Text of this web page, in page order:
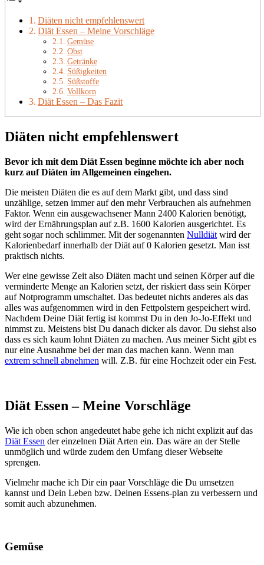
Diäten nicht empfehlenswert
Diät Essen – Meine Vorschläge
Gemüse
Obst
Getränke
Süßigkeiten
Süßstoffe
Vollkorn
Diät Essen – Das Fazit
Diäten nicht empfehlenswert
Bevor ich mit dem Diät Essen beginne möchte ich aber noch
kurz auf Diäten im Allgemeinen eingehen.
Die meisten Diäten die es auf dem Markt gibt, und dass sind
unzählige, setzen immer auf den mehr Verbrauchen als aufnehmen
Faktor. Wenn ein ausgewachsener Mann 2400 Kalorien benötigt,
wird der Ernährungsplan auf z.B. 1600 Kalorien ausgerichtet. Es
geht sogar noch schlimmer. Mit der sogenannten Nulldiät wird der
Kalorienbedarf innerhalb der Diät auf 0 Kalorien gesetzt. Man isst
praktisch nichts.
Wer eine gewisse Zeit also Diäten macht und seinen Körper auf die
verminderte Menge an Kalorien setzt, der riskiert dass sein Körper
auf Notprogramm umschaltet. Das bedeutet nichts anderes als das
alles was aufgenommen wird in den Fettpolstern gespeichert wird.
Nachdem Deine Diät fertig ist kommst Du in den Jo-Jo-Effekt und
nimmst zu. Meistens bist Du danach dicker als davor. Du siehst also
dass es sich kaum lohnt Diäten zu machen. Aus meiner Sicht gibt es
nur eine Ausnahme bei der man das machen kann. Wenn man
extrem schnell abnehmen will. Z.B. für eine Hochzeit oder ein Fest.
Diät Essen – Meine Vorschläge
Wie ich oben schon angedeutet habe gehe ich nicht explizit auf das
Diät Essen der einzelnen Diät Arten ein. Das wäre an der Stelle
unmöglich und würde zudem den Umfang dieser Webseite
sprengen.
Vielmehr mache ich Dir ein paar Vorschläge die Du umsetzen
kannst und Dein Leben bzw. Deinen Essens-plan zu verbessern und
somit auch abzunehmen.
Gemüse